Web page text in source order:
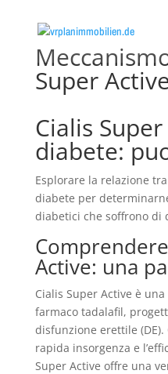
Super
Cialis
diabete:
Esplorare la relazione
diabete per
diabetici che soffrono di
Active: una
Cialis Super Active è
farmaco tadalafil,
disfunzione erettile
rapida insorgenza e
Super Active offre una